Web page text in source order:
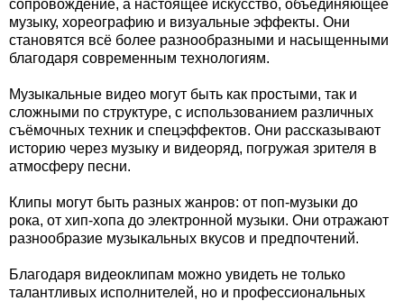
сопровождение, а настоящее искусство, объединяющее
музыку, хореографию и визуальные эффекты. Они
становятся всё более разнообразными и насыщенными
благодаря современным технологиям.
Музыкальные видео могут быть как простыми, так и
сложными по структуре, с использованием различных
съёмочных техник и спецэффектов. Они рассказывают
историю через музыку и видеоряд, погружая зрителя в
атмосферу песни.
Клипы могут быть разных жанров: от поп-музыки до
рока, от хип-хопа до электронной музыки. Они отражают
разнообразие музыкальных вкусов и предпочтений.
Благодаря видеоклипам можно увидеть не только
талантливых исполнителей, но и профессиональных